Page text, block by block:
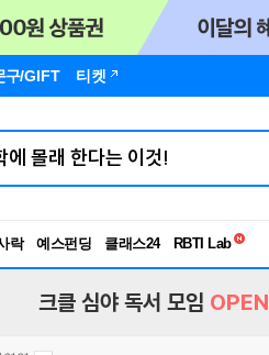
구/GIFT 티켓
락 예스펀딩 클래스24
독서유형검사
크클 심야 독서 모임 OPEN